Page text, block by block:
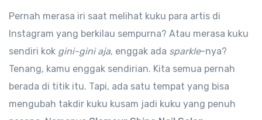
Pernah merasa iri saat melihat kuku para artis di
Instagram yang berkilau sempurna? Atau merasa kuku
sendiri kok gini-gini aja, enggak ada sparkle-nya?
Tenang, kamu enggak sendirian. Kita semua pernah
berada di titik itu. Tapi, ada satu tempat yang bisa
mengubah takdir kuku kusam jadi kuku yang penuh